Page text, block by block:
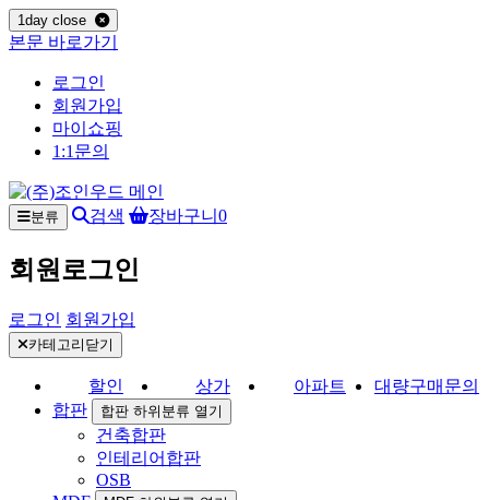
1day close
본문 바로가기
로그인
회원가입
마이쇼핑
1:1문의
분류 검색 장바구니 0
회원로그인
로그인 회원가입
카테고리닫기
할인 상가 아파트
대량구매문의
합판
합판 하위분류 열기
건축합판
인테리어합판
OSB